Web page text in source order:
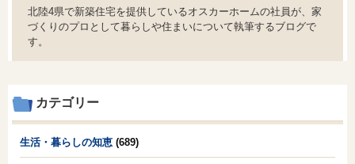
北陸4県で新築住宅を提供しているオスカーホームの社員が、家
づくりのプロとして暮らしや住まいについて執筆するブログで
す。
カテゴリー
生活・暮らしの知恵 (689)